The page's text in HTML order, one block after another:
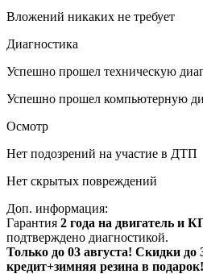
Вложений никаких не требует
Диагностика
Успешно прошел техническую
Успешно прошел компьютерную
Осмотр
Нет подозрений на участие в ДТП
Нет скрытых повреждений
Доп. информация:
Гарантия 2 года на двигатель и
подтверждено диагностикой.
Только до 03 августа! Скидки до
кредит+зимняя резина в подарок!